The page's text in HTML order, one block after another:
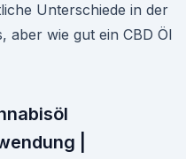
Unterschiede in der
aber wie gut ein CBD Öl
|